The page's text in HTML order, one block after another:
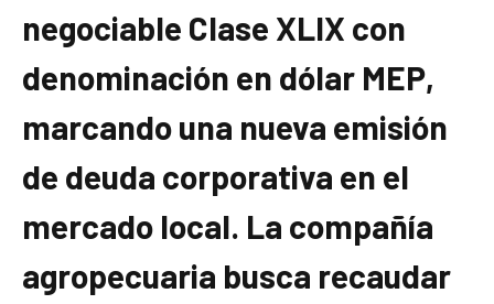
negociable Clase XLIX con
denominación en dólar MEP,
marcando una nueva emisión
de deuda corporativa en el
mercado local. La compañía
agropecuaria busca recaudar